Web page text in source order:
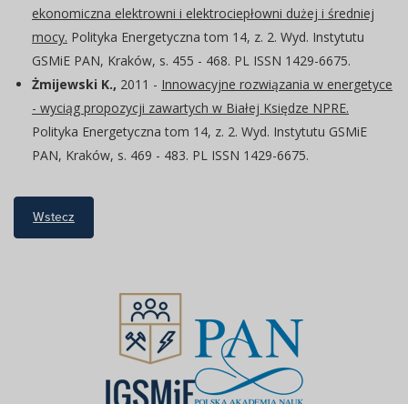
ekonomiczna elektrowni i elektrociepłowni dużej i średniej
mocy. Polityka Energetyczna tom 14, z. 2. Wyd. Instytutu
GSMiE PAN, Kraków, s. 455 - 468. PL ISSN 1429-6675.
Żmijewski K., 2011 - Innowacyjne rozwiązania w energetyce
- wyciąg propozycji zawartych w Białej Księdze NPRE.
Polityka Energetyczna tom 14, z. 2. Wyd. Instytutu GSMiE
PAN, Kraków, s. 469 - 483. PL ISSN 1429-6675.
Wstecz